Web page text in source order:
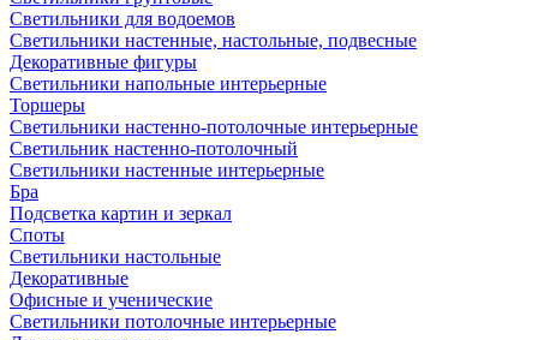
Светильники для водоемов
Светильники настенные, настольные, подвесные
Декоративные фигуры
Светильники напольные интерьерные
Торшеры
Светильники настенно-потолочные интерьерные
Светильник настенно-потолочный
Светильники настенные интерьерные
Бра
Подсветка картин и зеркал
Споты
Светильники настольные
Декоративные
Офисные и ученические
Светильники потолочные интерьерные